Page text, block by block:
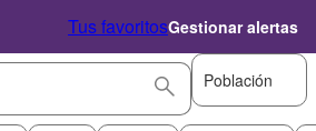
Tus favoritosGestionar alertas
Población